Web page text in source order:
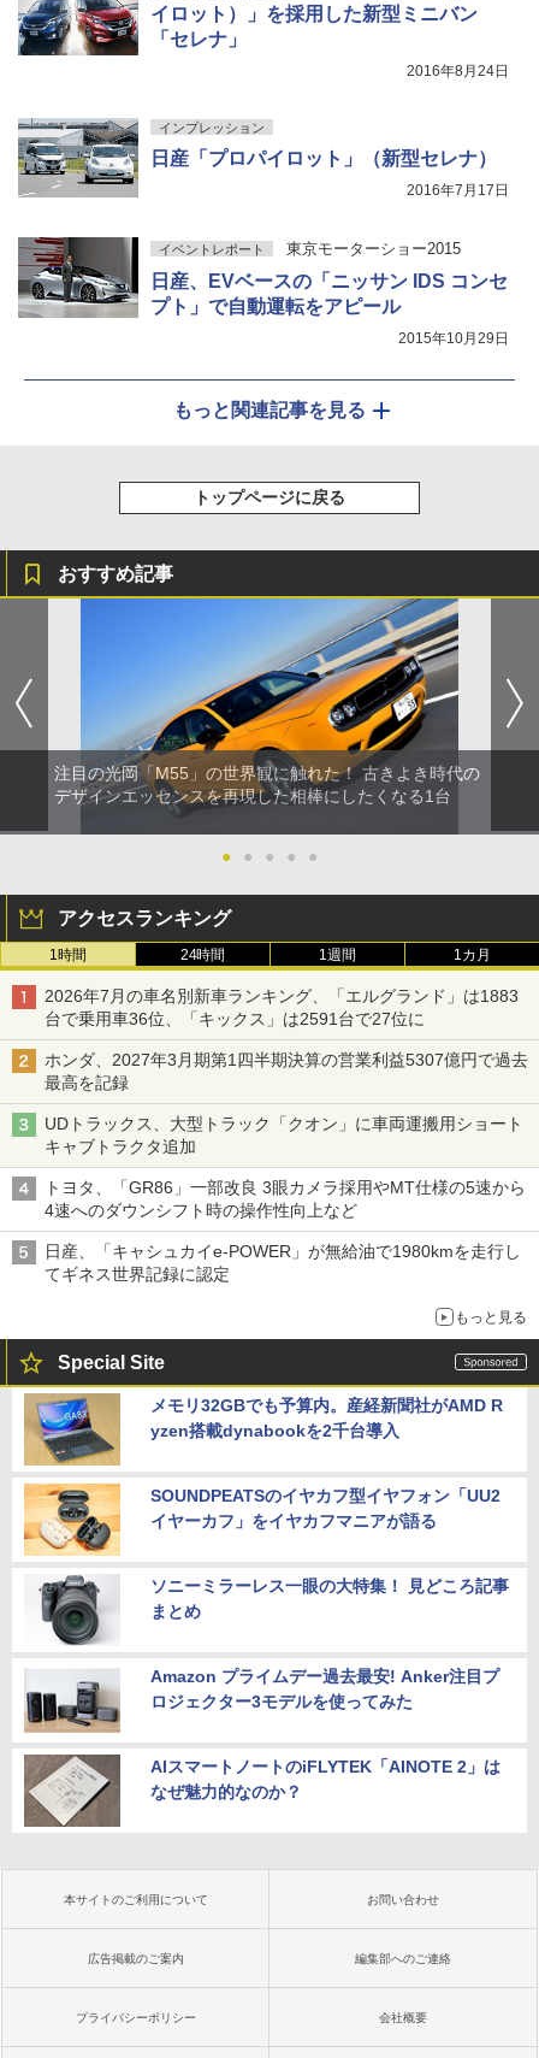
イロット）」を採用した新型ミニバン
「セレナ」
2016年8月24日
インプレッション
日産「プロパイロット」（新型セレナ）
2016年7月17日
イベントレポート 東京モーターショー2015
日産、EVベースの「ニッサン IDS コンセ
プト」で自動運転をアピール
2015年10月29日
もっと関連記事を見る
トップページに戻る
おすすめ記事
注目の光岡「M55」の世界観に触れた！ 古きよき時代の
デザインエッセンスを再現した相棒にしたくなる1台
● ● ● ● ●
アクセスランキング
1時間 24時間 1週間 1カ月
2026年7月の車名別新車ランキング、「エルグランド」は1883
台で乗用車36位、「キックス」は2591台で27位に
ホンダ、2027年3月期第1四半期決算の営業利益5307億円で過去
最高を記録
UDトラックス、大型トラック「クオン」に車両運搬用ショート
キャブトラクタ追加
トヨタ、「GR86」一部改良 3眼カメラ採用やMT仕様の5速から
4速へのダウンシフト時の操作性向上など
日産、「キャシュカイe-POWER」が無給油で1980kmを走行し
てギネス世界記録に認定
もっと見る
Special Site
メモリ32GBでも予算内。産経新聞社がAMD R
yzen搭載dynabookを2千台導入
SOUNDPEATSのイヤカフ型イヤフォン「UU2
イヤーカフ」をイヤカフマニアが語る
ソニーミラーレス一眼の大特集！ 見どころ記事
まとめ
Amazon プライムデー過去最安! Anker注目プ
ロジェクター3モデルを使ってみた
AIスマートノートのiFLYTEK「AINOTE 2」は
なぜ魅力的なのか？
本サイトのご利用について お問い合わせ
広告掲載のご案内 編集部へのご連絡
プライバシーポリシー 会社概要